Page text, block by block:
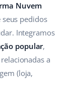
Nuvem
pedidos
Integramos
popular,
a
(loja,